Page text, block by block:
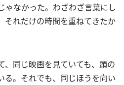
ゃなかった。わざわざ言葉にし
それだけの時間を重ねてきたか
、同じ映画を見ていても、頭の
る。それでも、同じほうを向い